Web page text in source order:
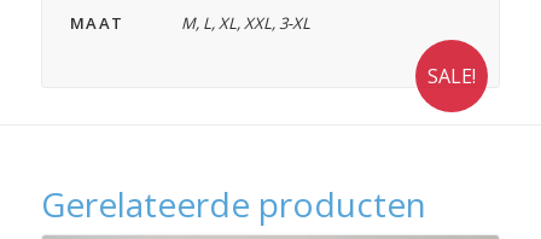
SALE!
MAAT
M, L,XL,XXL,3-XL
Gerelateerde producten